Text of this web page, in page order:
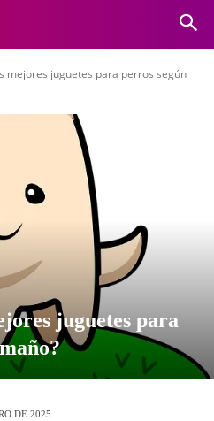
mejores juguetes para perros según
juguetes para
DE 2025